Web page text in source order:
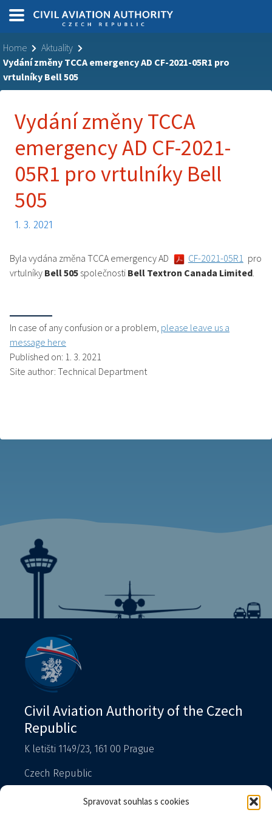
Spravovat souhlas s cookies
Home
Aktuality
Vydání změny TCCA emergency AD CF-2021-05R1 pro
vrtulníky Bell 505
Vydání změny TCCA
emergency AD CF-2021-
05R1 pro vrtulníky Bell
505
1. 3. 2021
Byla vydána změna TCCA emergency AD CF-2021-05R1 pro
vrtulníky Bell 505 společnosti Bell Textron Canada Limited.
In case of any confusion or a problem, please leave us a
message here
Published on: 1. 3. 2021
Site author: Technical Department
Civil Aviation Authority of the Czech
Republic
K letišti 1149/23, 161 00 Prague
Czech Republic
T: 225 421 111 – reception